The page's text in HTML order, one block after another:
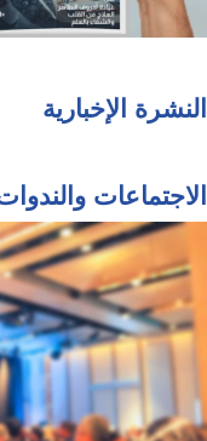
النشرة الإخبارية
الاجتماعات